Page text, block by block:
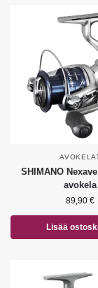
SHIMANO
avokela
89,90 €
Lisää